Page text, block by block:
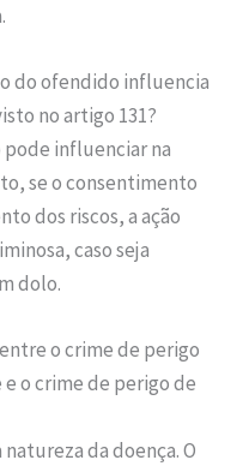
do ofendido influencia
no artigo 131?
influenciar na
se o consentimento
dos riscos, a ação
caso seja
dolo.
o crime de perigo
o crime de perigo de
da doença. O